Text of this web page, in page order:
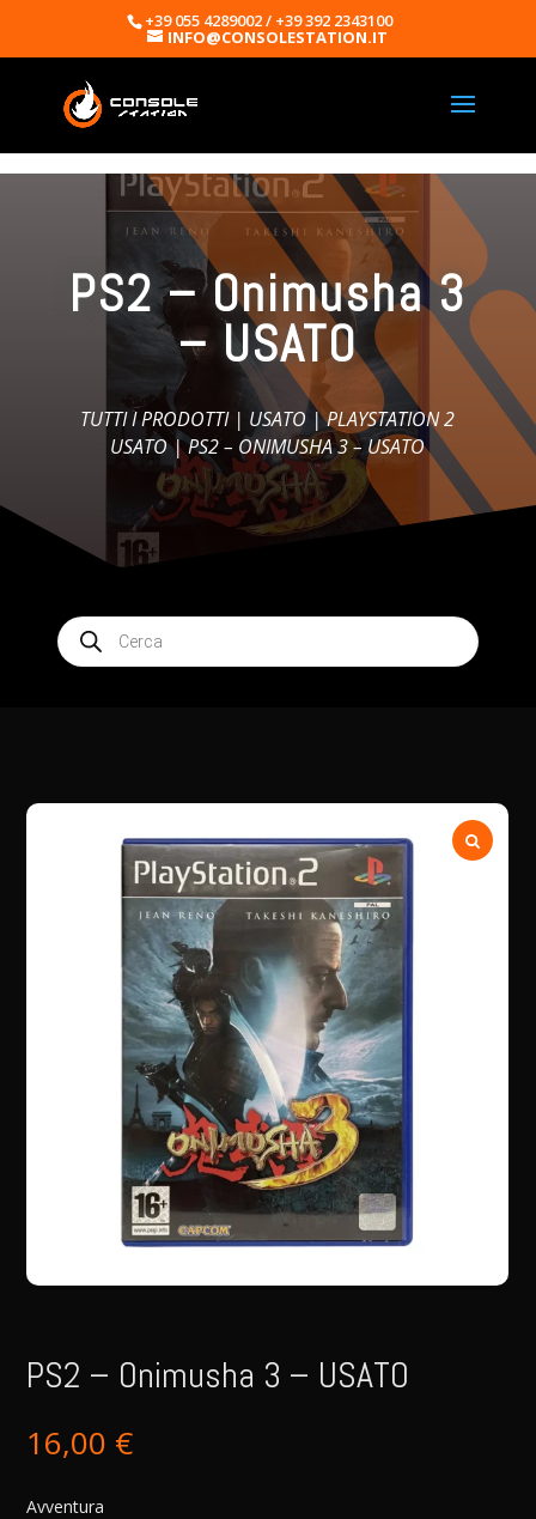
+39 055 4289002 / +39 392 2343100
INFO@CONSOLESTATION.IT
PS2 – Onimusha 3
– USATO
TUTTI I PRODOTTI| USATO |PLAYSTATION 2
USATO| PS2 – ONIMUSHA 3 – USATO
Products
search
PS2 – Onimusha 3 – USATO
16,00 €
Avventura